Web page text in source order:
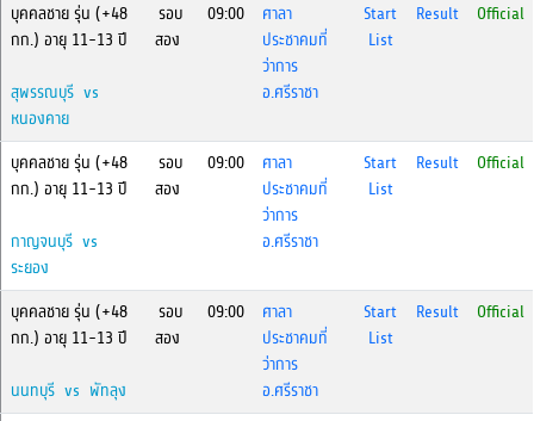
บุคคลชาย รุ่น (+48
กก.) อายุ 11-13 ปี
สุพรรณบุรี vs
หนองคาย
รอบ
สอง
09:00
ศาลา
ประชาคมที่
ว่าการ
อ.ศรีราชา
Start
List
Result Official
บุคคลชาย รุ่น (+48
กก.) อายุ 11-13 ปี
กาญจนบุรี vs
ระยอง
รอบ
สอง
09:00
ศาลา
ประชาคมที่
ว่าการ
อ.ศรีราชา
Start
List
Result Official
บุคคลชาย รุ่น (+48
กก.) อายุ 11-13 ปี
นนทบุรี vs พัทลุง
รอบ
สอง
09:00
ศาลา
ประชาคมที่
ว่าการ
อ.ศรีราชา
Start
List
Result Official